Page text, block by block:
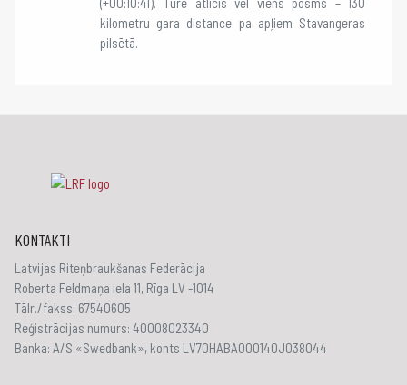
kilometru gara distance pa apļiem Stavangeras
pilsētā.
KONTAKTI
Latvijas Riteņbraukšanas Federācija
Roberta Feldmaņa iela 11, Rīga LV -1014
Tālr./fakss: 67540605
Reģistrācijas numurs: 40008023340
Banka: A/S «Swedbank», konts LV70HABA000140J038044